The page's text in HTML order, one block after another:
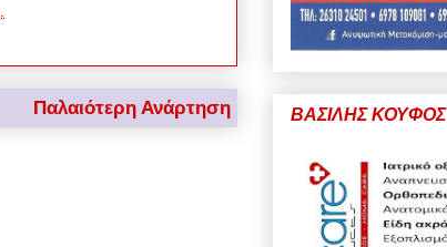
Παλαιότερη Ανάρτηση ΒΑΣΙΛΗΣ ΚΟΥΦΟΣ